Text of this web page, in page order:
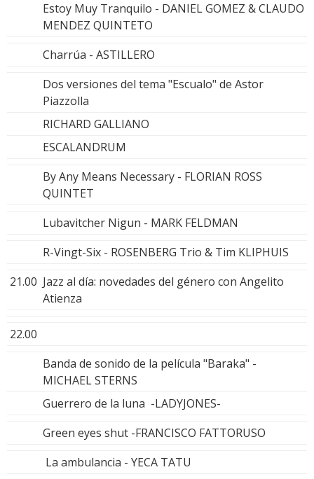
Estoy Muy Tranquilo - DANIEL GOMEZ & CLAUDO
MENDEZ QUINTETO
Charrúa - ASTILLERO
Dos versiones del tema "Escualo" de Astor
Piazzolla
RICHARD GALLIANO
ESCALANDRUM
By Any Means Necessary - FLORIAN ROSS
QUINTET
Lubavitcher Nigun - MARK FELDMAN
R-Vingt-Six - ROSENBERG Trio & Tim KLIPHUIS
21.00 Jazz al día: novedades del género con Angelito
Atienza
22.00
Banda de sonido de la película "Baraka" -
MICHAEL STERNS
Guerrero de la luna -LADYJONES-
Green eyes shut -FRANCISCO FATTORUSO
La ambulancia - YECA TATU